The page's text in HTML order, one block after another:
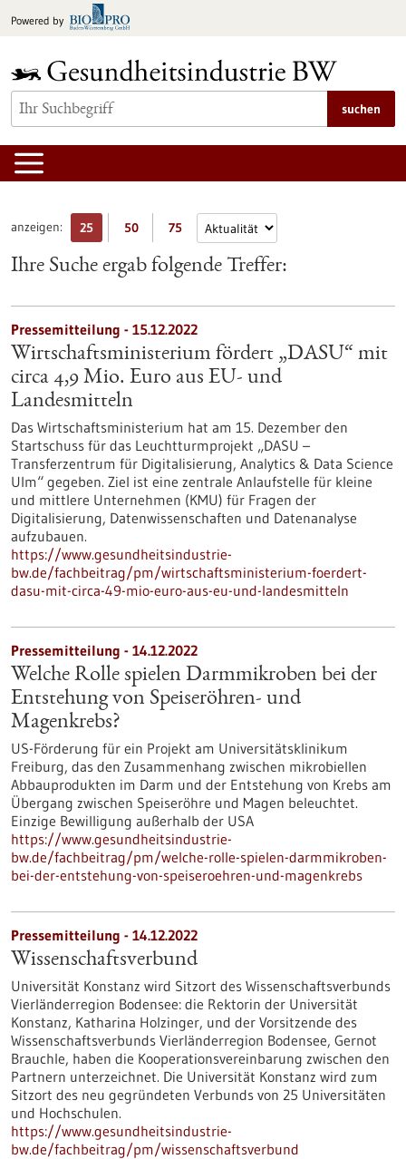
Inhalt
Powered by
suchen
anzeigen: 25 50 75
Ihre Suche ergab folgende Treffer:
Pressemitteilung - 15.12.2022
Wirtschaftsministerium fördert „DASU“ mit
circa 4,9 Mio. Euro aus EU- und
Landesmitteln
Das Wirtschaftsministerium hat am 15. Dezember den
Startschuss für das Leuchtturmprojekt „DASU –
Transferzentrum für Digitalisierung, Analytics & Data Science
Ulm“ gegeben. Ziel ist eine zentrale Anlaufstelle für kleine
und mittlere Unternehmen (KMU) für Fragen der
Digitalisierung, Datenwissenschaften und Datenanalyse
aufzubauen.
https://www.gesundheitsindustrie-
bw.de/fachbeitrag/pm/wirtschaftsministerium-foerdert-
dasu-mit-circa-49-mio-euro-aus-eu-und-landesmitteln
Pressemitteilung - 14.12.2022
Welche Rolle spielen Darmmikroben bei der
Entstehung von Speiseröhren- und
Magenkrebs?
US-Förderung für ein Projekt am Universitätsklinikum
Freiburg, das den Zusammenhang zwischen mikrobiellen
Abbauprodukten im Darm und der Entstehung von Krebs am
Übergang zwischen Speiseröhre und Magen beleuchtet.
Einzige Bewilligung außerhalb der USA
https://www.gesundheitsindustrie-
bw.de/fachbeitrag/pm/welche-rolle-spielen-darmmikroben-
bei-der-entstehung-von-speiseroehren-und-magenkrebs
Pressemitteilung - 14.12.2022
Wissenschaftsverbund
Universität Konstanz wird Sitzort des Wissenschaftsverbunds
Vierländerregion Bodensee: die Rektorin der Universität
Konstanz, Katharina Holzinger, und der Vorsitzende des
Wissenschaftsverbunds Vierländerregion Bodensee, Gernot
Brauchle, haben die Kooperationsvereinbarung zwischen den
Partnern unterzeichnet. Die Universität Konstanz wird zum
Sitzort des neu gegründeten Verbunds von 25 Universitäten
und Hochschulen.
https://www.gesundheitsindustrie-
bw.de/fachbeitrag/pm/wissenschaftsverbund